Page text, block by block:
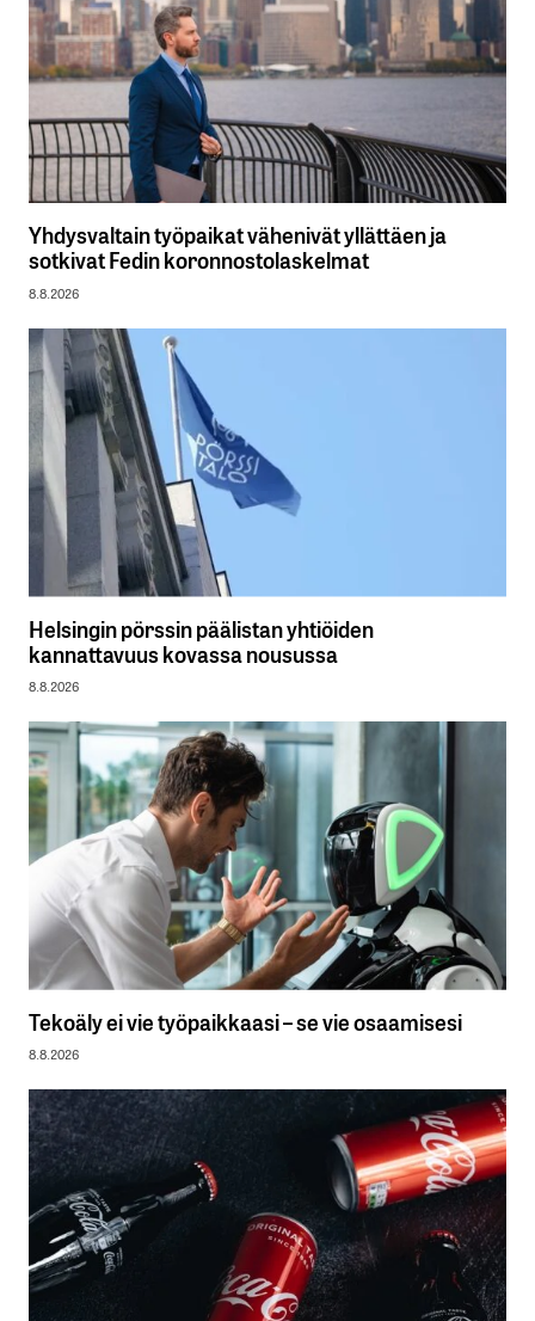
Yhdysvaltain työpaikat vähenivät yllättäen ja
sotkivat Fedin koronnostolaskelmat
8.8.2026
Helsingin pörssin päälistan yhtiöiden
kannattavuus kovassa nousussa
8.8.2026
Tekoäly ei vie työpaikkaasi – se vie osaamisesi
8.8.2026